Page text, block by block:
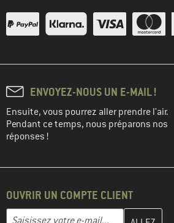
Endura(27)
ENDURANCE(33)
Filson (2)
Finkid(11)
Fjällräven (78)
Goldbergh(5)
Gonso(54)
GOSOAKY(2)
ENVOYEZ-NOUS UN E-MAIL !
Ensuite, vous pourrez aller prendre l'air.
Pendant ce temps, nous préparons nos
réponses !
OUVRIR UN COMPTE CLIENT
Adresse e-mail
Entrez votre adresse e-mail ici et créez